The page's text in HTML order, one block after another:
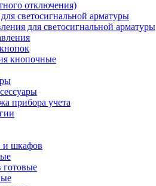
отключения)
светосигнальной арматуры
для светосигнальной арматуры
кнопочные
прибора учета
и шкафов
готовые